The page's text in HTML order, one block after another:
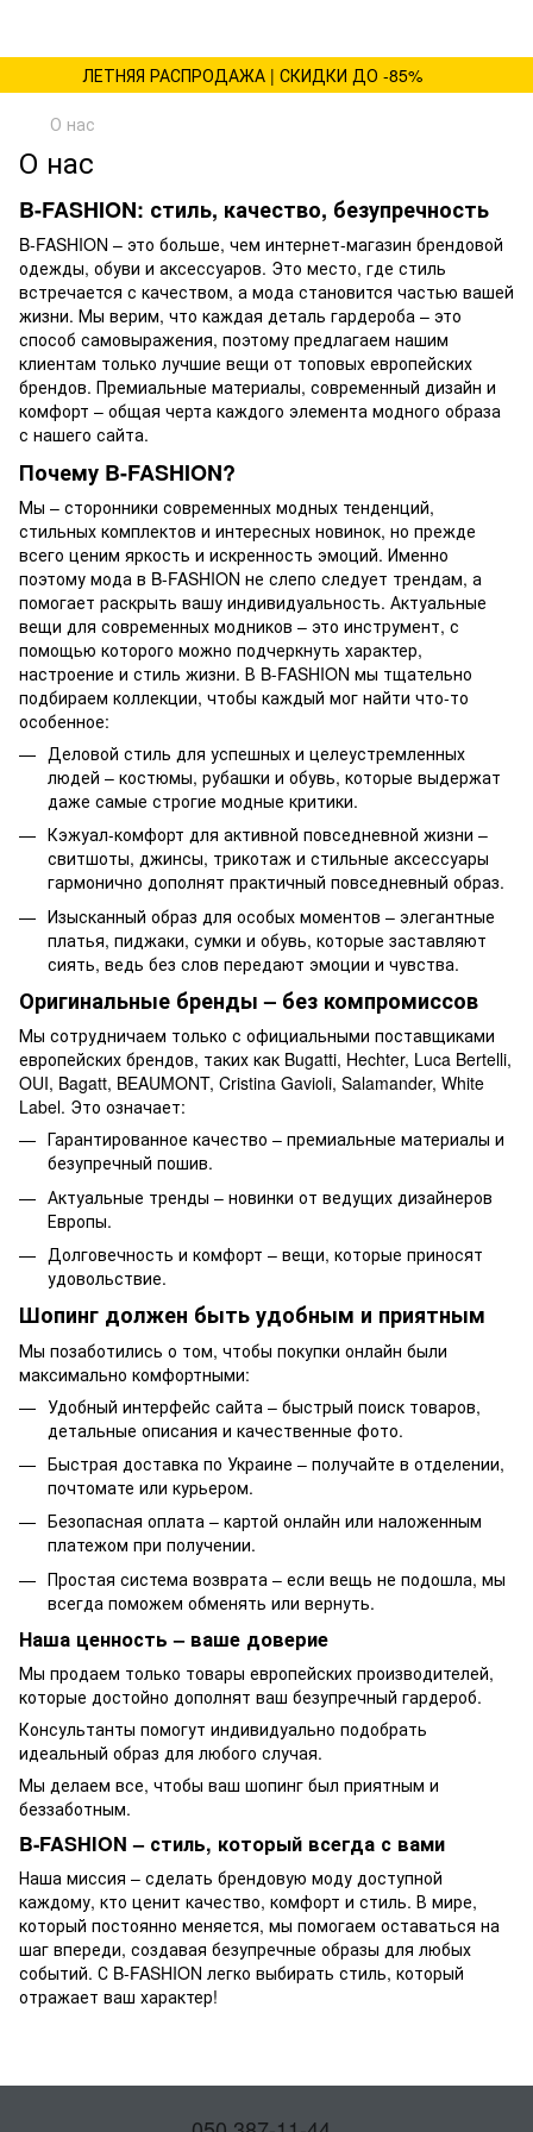
ЛЕТНЯЯ РАСПРОДАЖА | СКИДКИ ДО -85%
О нас
О нас
B-FASHION: стиль, качество, безупречность
B-FASHION – это больше, чем интернет-магазин брендовой
одежды, обуви и аксессуаров. Это место, где стиль
встречается с качеством, а мода становится частью вашей
жизни. Мы верим, что каждая деталь гардероба – это
способ самовыражения, поэтому предлагаем нашим
клиентам только лучшие вещи от топовых европейских
брендов. Премиальные материалы, современный дизайн и
комфорт – общая черта каждого элемента модного образа
с нашего сайта.
Почему B-FASHION?
Мы – сторонники современных модных тенденций,
стильных комплектов и интересных новинок, но прежде
всего ценим яркость и искренность эмоций. Именно
поэтому мода в B-FASHION не слепо следует трендам, а
помогает раскрыть вашу индивидуальность. Актуальные
вещи для современных модников – это инструмент, с
помощью которого можно подчеркнуть характер,
настроение и стиль жизни. В B-FASHION мы тщательно
подбираем коллекции, чтобы каждый мог найти что-то
особенное:
Деловой стиль для успешных и целеустремленных
людей – костюмы, рубашки и обувь, которые выдержат
даже самые строгие модные критики.
Кэжуал-комфорт для активной повседневной жизни –
свитшоты, джинсы, трикотаж и стильные аксессуары
гармонично дополнят практичный повседневный образ.
Изысканный образ для особых моментов – элегантные
платья, пиджаки, сумки и обувь, которые заставляют
сиять, ведь без слов передают эмоции и чувства.
Оригинальные бренды – без компромиссов
Мы сотрудничаем только с официальными поставщиками
европейских брендов, таких как Bugatti, Hechter, Luca Bertelli,
OUI, Bagatt, BEAUMONT, Cristina Gavioli, Salamander, White
Label. Это означает:
Гарантированное качество – премиальные материалы и
безупречный пошив.
Актуальные тренды – новинки от ведущих дизайнеров
Европы.
Долговечность и комфорт – вещи, которые приносят
удовольствие.
Шопинг должен быть удобным и приятным
Мы позаботились о том, чтобы покупки онлайн были
максимально комфортными:
Удобный интерфейс сайта – быстрый поиск товаров,
детальные описания и качественные фото.
Быстрая доставка по Украине – получайте в отделении,
почтомате или курьером.
Безопасная оплата – картой онлайн или наложенным
платежом при получении.
Простая система возврата – если вещь не подошла, мы
всегда поможем обменять или вернуть.
Наша ценность – ваше доверие
Мы продаем только товары европейских производителей,
которые достойно дополнят ваш безупречный гардероб.
Консультанты помогут индивидуально подобрать
идеальный образ для любого случая.
Мы делаем все, чтобы ваш шопинг был приятным и
беззаботным.
B-FASHION – стиль, который всегда с вами
Наша миссия – сделать брендовую моду доступной
каждому, кто ценит качество, комфорт и стиль. В мире,
который постоянно меняется, мы помогаем оставаться на
шаг впереди, создавая безупречные образы для любых
событий. С B-FASHION легко выбирать стиль, который
отражает ваш характер!